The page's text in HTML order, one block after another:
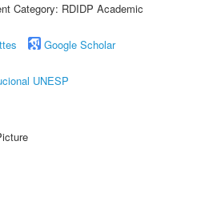
Category: RDIDP Academic
Google Scholar
UNESP